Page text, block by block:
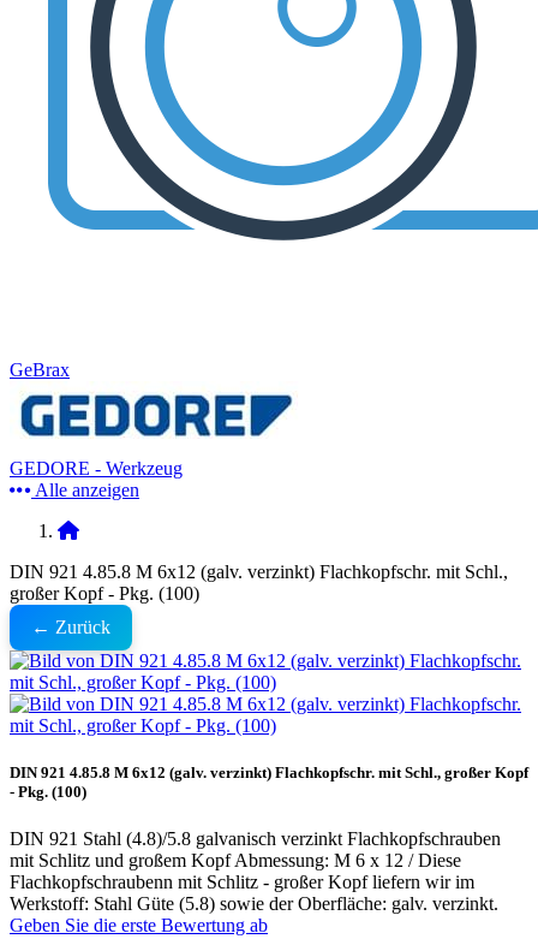
GeBrax
GEDORE - Werkzeug
Alle anzeigen
DIN 921 4.85.8 M 6x12 (galv. verzinkt) Flachkopfschr. mit Schl.,
großer Kopf - Pkg. (100)
← Zurück
DIN 921 4.85.8 M 6x12 (galv. verzinkt) Flachkopfschr. mit Schl., großer Kopf
- Pkg. (100)
DIN 921 Stahl (4.8)/5.8 galvanisch verzinkt Flachkopfschrauben
mit Schlitz und großem Kopf Abmessung: M 6 x 12 / Diese
Flachkopfschraubenn mit Schlitz - großer Kopf liefern wir im
Werkstoff: Stahl Güte (5.8) sowie der Oberfläche: galv. verzinkt.
Geben Sie die erste Bewertung ab